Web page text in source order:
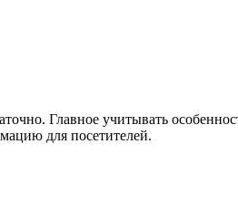
Главное учитывать
для посетителей.